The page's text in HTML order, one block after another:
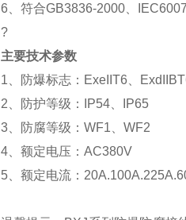
6、符合GB3836-2000、
?
主要技术参数
1、防爆标志：ExeIIT6、
2、防护等级：IP54、IP65
3、防腐等级：WF1、WF2
4、额定电压：AC380V
5、额定电流：